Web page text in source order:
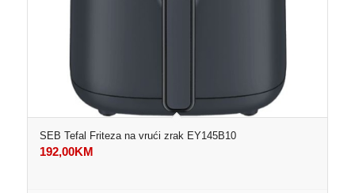
SEB Tefal Friteza na vrući zrak EY145B10
192,00KM